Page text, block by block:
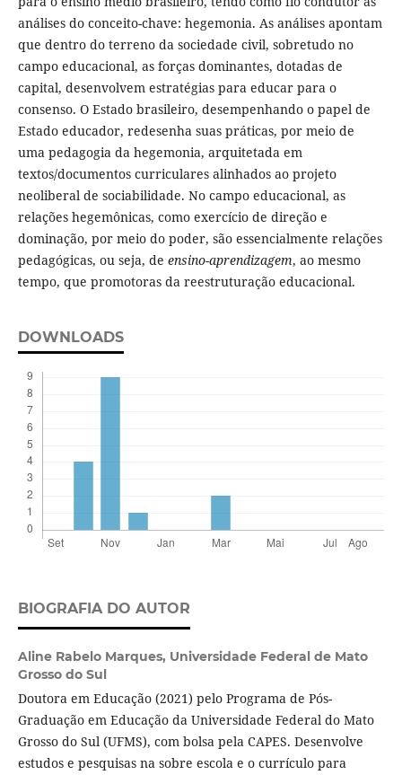
análises do conceito-chave: hegemonia. As análises apontam
que dentro do terreno da sociedade civil, sobretudo no
campo educacional, as forças dominantes, dotadas de
capital, desenvolvem estratégias para educar para o
consenso. O Estado brasileiro, desempenhando o papel de
Estado educador, redesenha suas práticas, por meio de
uma pedagogia da hegemonia, arquitetada em
textos/documentos curriculares alinhados ao projeto
neoliberal de sociabilidade. No campo educacional, as
relações hegemônicas, como exercício de direção e
dominação, por meio do poder, são essencialmente relações
pedagógicas, ou seja, de ensino-aprendizagem, ao mesmo
tempo, que promotoras da reestruturação educacional.
DOWNLOADS
BIOGRAFIA DO AUTOR
Aline Rabelo Marques, Universidade Federal de Mato
Grosso do Sul
Doutora em Educação (2021) pelo Programa de Pós-
Graduação em Educação da Universidade Federal do Mato
Grosso do Sul (UFMS), com bolsa pela CAPES. Desenvolve
estudos e pesquisas na sobre escola e o currículo para